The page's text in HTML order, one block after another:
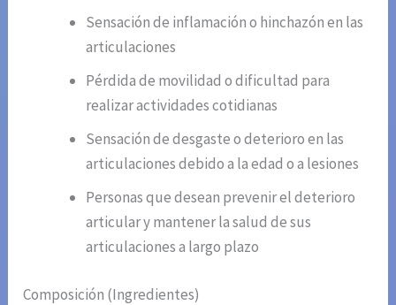
Sensación de inflamación o hinchazón en las
articulaciones
Pérdida de movilidad o dificultad para
realizar actividades cotidianas
Sensación de desgaste o deterioro en las
articulaciones debido a la edad o a lesiones
Personas que desean prevenir el deterioro
articular y mantener la salud de sus
articulaciones a largo plazo
Composición (Ingredientes)